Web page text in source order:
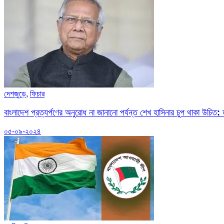
দেশজুড়ে, ফিচার
বাংলাদেশ প্রত্যর্পণের অনুরোধ না জানানো পর্যন্ত শেখ হাসিনার চুপ থাকা
০৫-০৯-২০২৪